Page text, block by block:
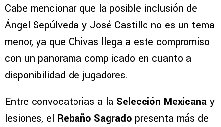
Cabe mencionar que la posible inclusión de
Ángel Sepúlveda y José Castillo no es un tema
menor, ya que Chivas llega a este compromiso
con un panorama complicado en cuanto a
disponibilidad de jugadores.
Entre convocatorias a la Selección Mexicana y
lesiones, el Rebaño Sagrado presenta más de